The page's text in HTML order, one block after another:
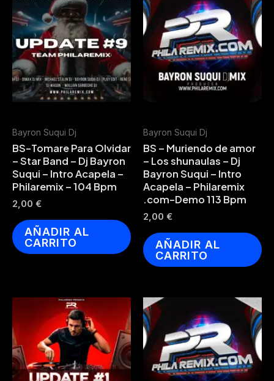
Bayron Suqui Dj
BS-Tomare Para Olvidar
– Star Band – Dj Bayron
Suqui – Intro Acapela –
Philaremix – 104 Bpm
2,00 €
AÑADIR AL
CARRITO
Bayron Suqui Dj
BS – Muriendo de amor
– Los shunaulas – Dj
Bayron Suqui – Intro
Acapela – Philaremix
.com-Demo 113 Bpm
2,00 €
AÑADIR AL
CARRITO